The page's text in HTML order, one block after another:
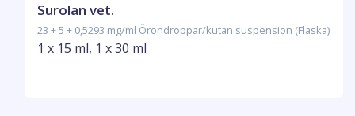
Surolan vet.
23 + 5 + 0,5293 mg/ml Örondroppar/kutan suspension (Flaska)
1 x 15 ml, 1 x 30 ml